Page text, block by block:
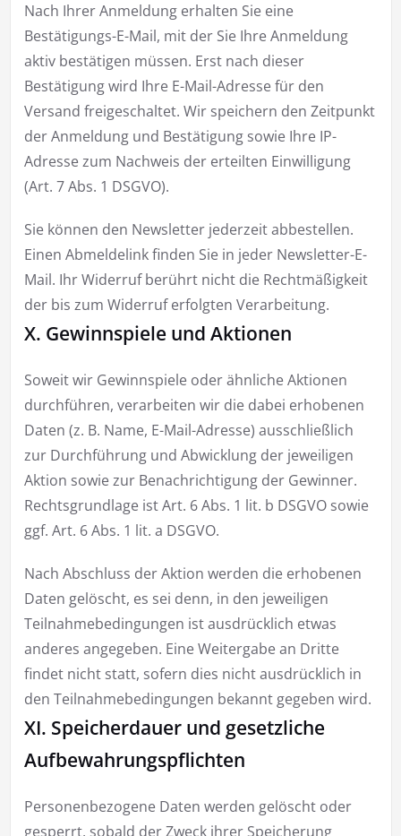
Nach Ihrer Anmeldung erhalten Sie eine
Bestätigungs-E-Mail, mit der Sie Ihre Anmeldung
aktiv bestätigen müssen. Erst nach dieser
Bestätigung wird Ihre E-Mail-Adresse für den
Versand freigeschaltet. Wir speichern den Zeitpunkt
der Anmeldung und Bestätigung sowie Ihre IP-
Adresse zum Nachweis der erteilten Einwilligung
(Art. 7 Abs. 1 DSGVO).
Sie können den Newsletter jederzeit abbestellen.
Einen Abmeldelink finden Sie in jeder Newsletter-E-
Mail. Ihr Widerruf berührt nicht die Rechtmäßigkeit
der bis zum Widerruf erfolgten Verarbeitung.
X. Gewinnspiele und Aktionen
Soweit wir Gewinnspiele oder ähnliche Aktionen
durchführen, verarbeiten wir die dabei erhobenen
Daten (z. B. Name, E-Mail-Adresse) ausschließlich
zur Durchführung und Abwicklung der jeweiligen
Aktion sowie zur Benachrichtigung der Gewinner.
Rechtsgrundlage ist Art. 6 Abs. 1 lit. b DSGVO sowie
ggf. Art. 6 Abs. 1 lit. a DSGVO.
Nach Abschluss der Aktion werden die erhobenen
Daten gelöscht, es sei denn, in den jeweiligen
Teilnahmebedingungen ist ausdrücklich etwas
anderes angegeben. Eine Weitergabe an Dritte
findet nicht statt, sofern dies nicht ausdrücklich in
den Teilnahmebedingungen bekannt gegeben wird.
XI. Speicherdauer und gesetzliche
Aufbewahrungspflichten
Personenbezogene Daten werden gelöscht oder
gesperrt, sobald der Zweck ihrer Speicherung